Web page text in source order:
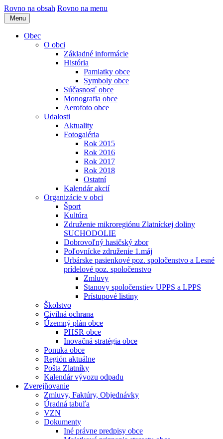
Rovno na obsah Rovno na menu
Menu
Obec
O obci
Základné informácie
História
Pamiatky obce
Symboly obce
Súčasnosť obce
Monografia obce
Aerofoto obce
Udalosti
Aktuality
Fotogaléria
Rok 2015
Rok 2016
Rok 2017
Rok 2018
Ostatní
Kalendár akcií
Organizácie v obci
Šport
Kultúra
Združenie mikroregiónu Zlatníckej doliny
SUCHODOLIE
Dobrovoľný hasičský zbor
Poľovnícke združenie 1.máj
Urbárske pasienkové poz. spoločenstvo a Lesné
prídelové poz. spoločenstvo
Zmluvy
Stanovy spoločenstiev UPPS a LPPS
Prístupové listiny
Školstvo
Civilná ochrana
Územný plán obce
PHSR obce
Inovačná stratégia obce
Ponuka obce
Región aktuálne
Pošta Zlatníky
Kalendár vývozu odpadu
Zverejňovanie
Zmluvy, Faktúry, Objednávky
Úradná tabuľa
VZN
Dokumenty
Iné právne predpisy obce